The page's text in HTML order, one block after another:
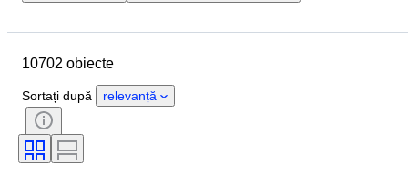
Obiect
Sexul
Perioadă
Certificare
Subiect
Culoare
10702 obiecte
Sortați după relevanță